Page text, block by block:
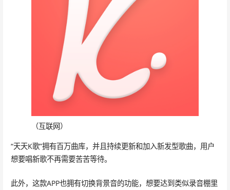
（互联网）
“天天K歌”拥有百万曲库，并且持续更新和加入新发型歌曲，用户
想要唱新歌不再需要苦苦等待。
此外，这款APP也拥有切换背景音的功能，想要达到类似录音棚里